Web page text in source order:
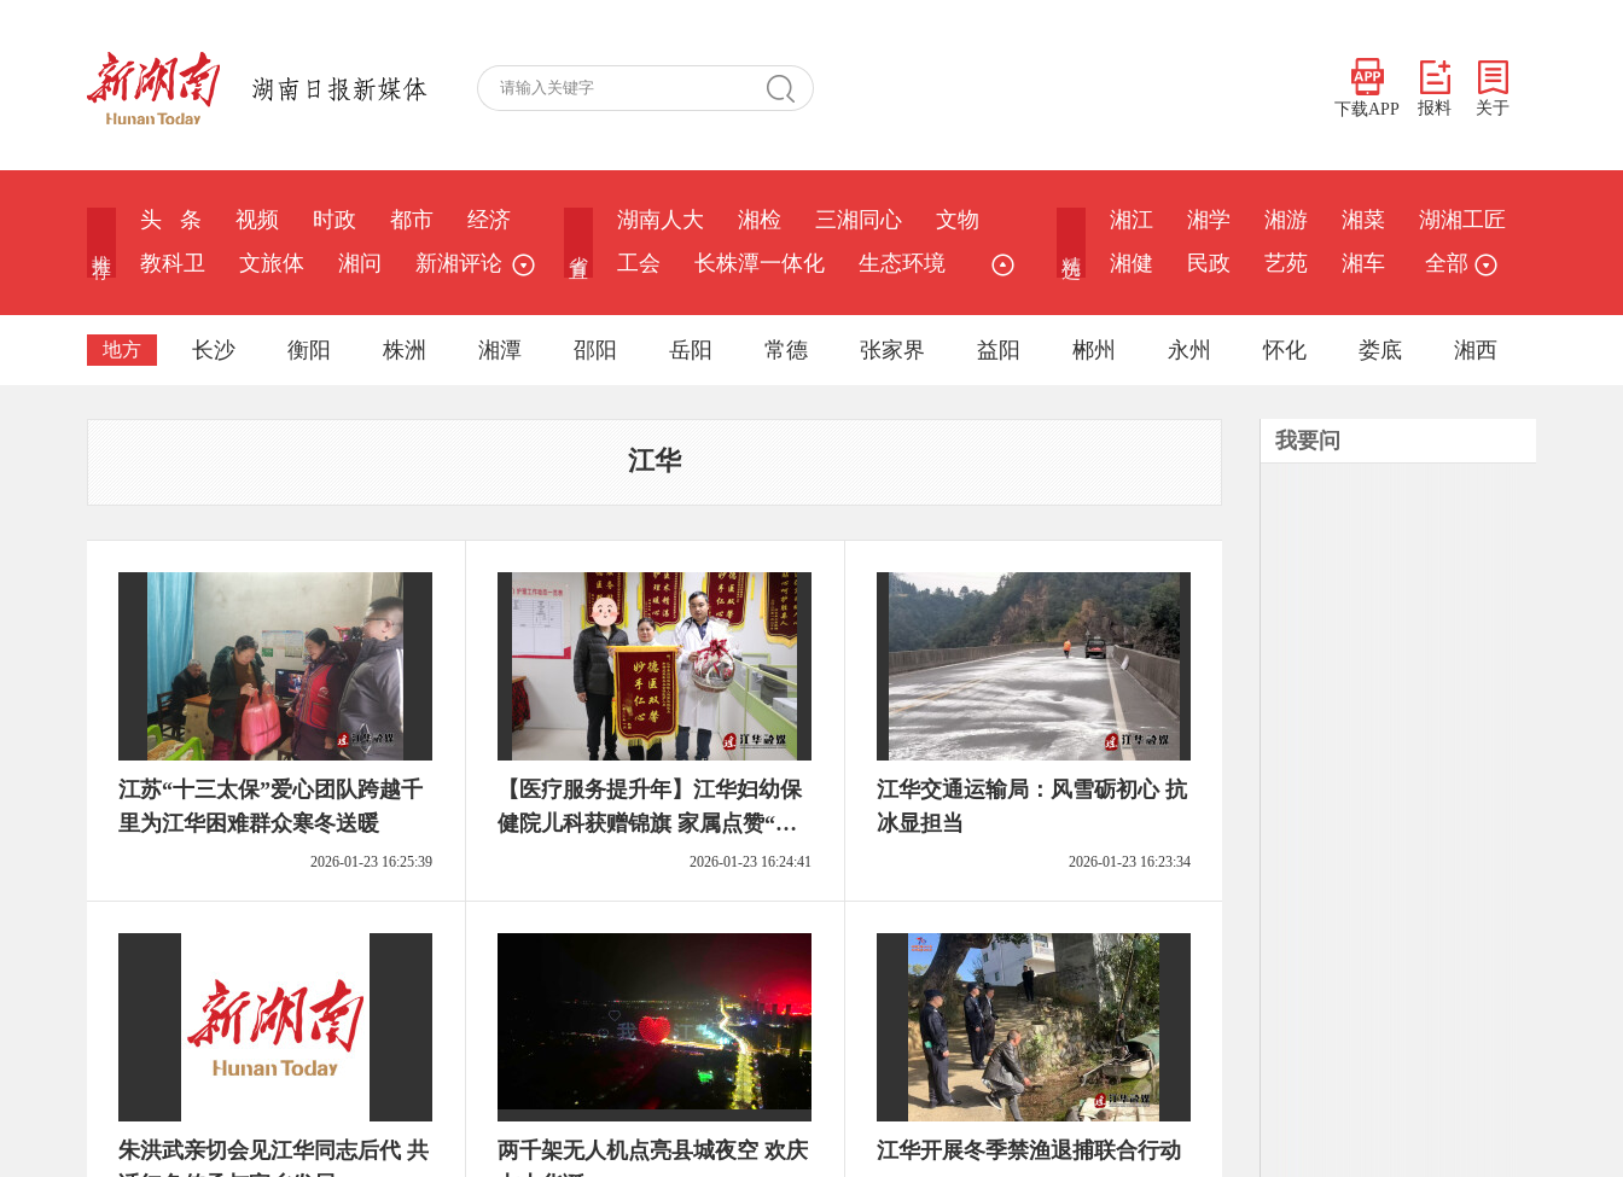
下载APP 报料 关于
头 条 视频 时政 都市
经济
教科卫
文旅体 湘问 新湘评论
湖南人大 湘检 三湘同心
文物
工会
长株潭一体化 生态环境
湘江 湘学 湘游 湘菜
湖湘工匠
湘健
民政 艺苑 湘车 全部
地方 长沙 衡阳 株洲 湘潭 邵阳 岳阳 常德 张家界 益阳 郴州 永州 怀化 娄底 湘西
江华
江苏“十三太保”爱心团队跨越千
里为江华困难群众寒冬送暖
2026-01-23 16:25:39
【医疗服务提升年】江华妇幼保
健院儿科获赠锦旗 家属点赞“贴
2026-01-23 16:24:41
江华交通运输局：风雪砺初心 抗
冰显担当
2026-01-23 16:23:34
朱洪武亲切会见江华同志后代 共
两千架无人机点亮县城夜空 欢庆
江华开展冬季禁渔退捕联合行动
我要问